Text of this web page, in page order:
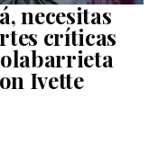
necesitas
críticas
Ivette